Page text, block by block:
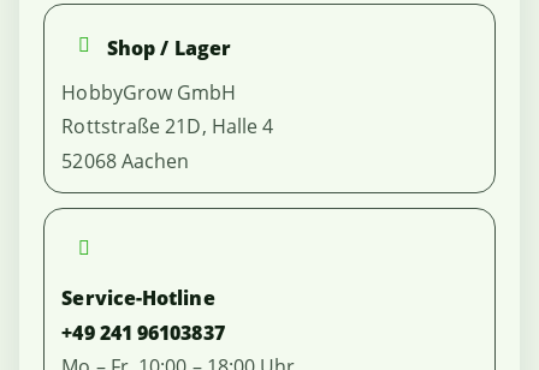
Shop / Lager
HobbyGrow GmbH
Rottstraße 21D, Halle 4
52068 Aachen
Service-Hotline
+49 241 96103837